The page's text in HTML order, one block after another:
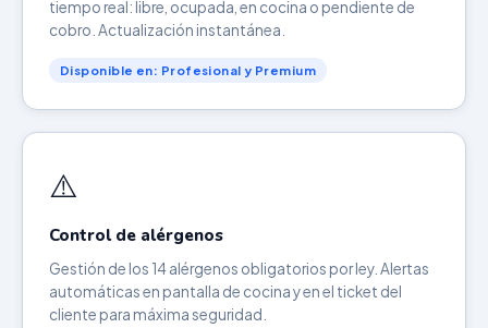
tiempo real: libre, ocupada, en cocina o pendiente de
cobro. Actualización instantánea.
Disponible en: Profesional y Premium
⚠️
Control de alérgenos
Gestión de los 14 alérgenos obligatorios por ley. Alertas
automáticas en pantalla de cocina y en el ticket del
cliente para máxima seguridad.